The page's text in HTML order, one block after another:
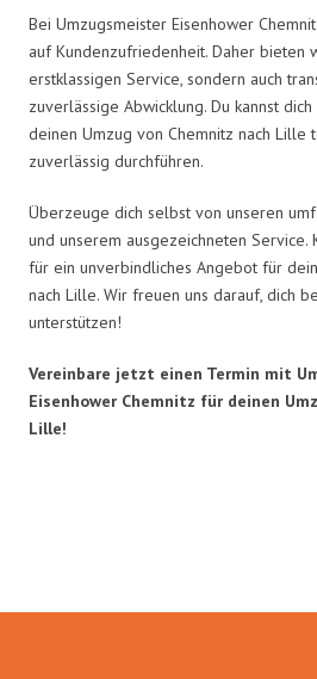
Bei Umzugsmeister Eisenhower
auf Kundenzufriedenheit. Daher bieten
erstklassigen Service, sondern auch
zuverlässige Abwicklung. Du kannst
deinen Umzug von Chemnitz nach Lille
zuverlässig durchführen.
Überzeuge dich selbst von unseren
und unserem ausgezeichneten Service.
für ein unverbindliches Angebot für
nach Lille. Wir freuen uns darauf, dich
unterstützen!
Vereinbare jetzt einen Termin mit
Eisenhower Chemnitz für deinen
Lille!